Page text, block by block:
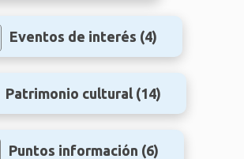
Eventos de interés (4)
Patrimonio cultural (14)
Puntos información (6)